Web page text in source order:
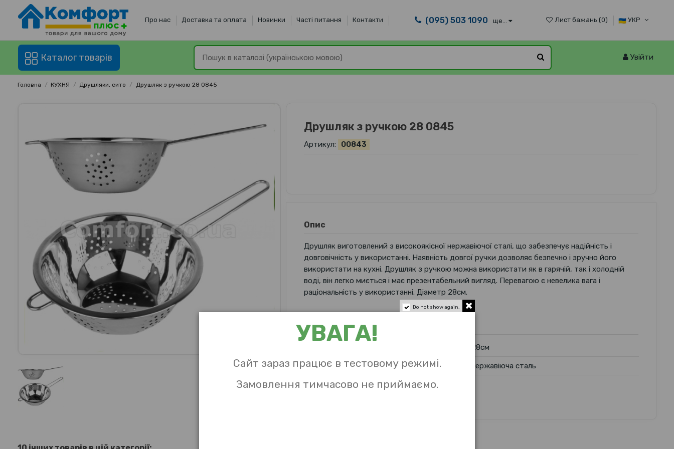
Про нас Доставка та оплата Новинки Часті питання Контакти (095) 503 1090 ще... Лист бажань (0) УКР
Каталог товарів Увійти
Головна КУХНЯ Друшляки, сито Друшляк з ручкою 28 0845
Друшляк з ручкою 28 0845
Артикул: 00843
Опис
Друшляк виготовлений з високоякісної нержавіючої сталі, що забезпечує надійність і
довговічність у використанні. Наявність довгої ручки дозволяє безпечно і зручно його
використати на кухні. Друшляк з ручкою можна використати як в гарячій, так і холодній
воді, він легко миється і має презентабельний вигляд. Перевагою є невелика вага і
раціональність у використанні. Діаметр 28см.
Характеристики
28см
Матеріал нержавіюча сталь
Do not show again.
УВАГА!
Сайт зараз працює в тестовому режимі.
Замовлення тимчасово не приймаємо.